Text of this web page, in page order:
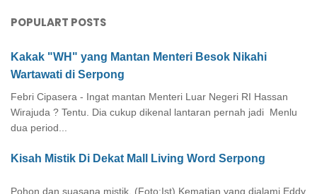
POPULART POSTS
Kakak "WH" yang Mantan Menteri Besok Nikahi
Wartawati di Serpong
Febri Cipasera - Ingat mantan Menteri Luar Negeri RI Hassan
Wirajuda ? Tentu. Dia cukup dikenal lantaran pernah jadi Menlu
dua period...
Kisah Mistik Di Dekat Mall Living Word Serpong
Pohon dan suasana mistik. (Foto:Ist) Kematian yang dialami Eddy